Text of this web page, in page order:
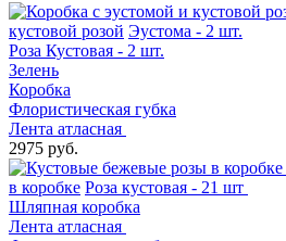
кустовой розой Эустома - 2 шт.
Роза Кустовая - 2 шт.
Зелень
Коробка
Флористическая губка
Лента атласная
2975 руб.
в коробке Роза кустовая - 21 шт
Шляпная коробка
Лента атласная